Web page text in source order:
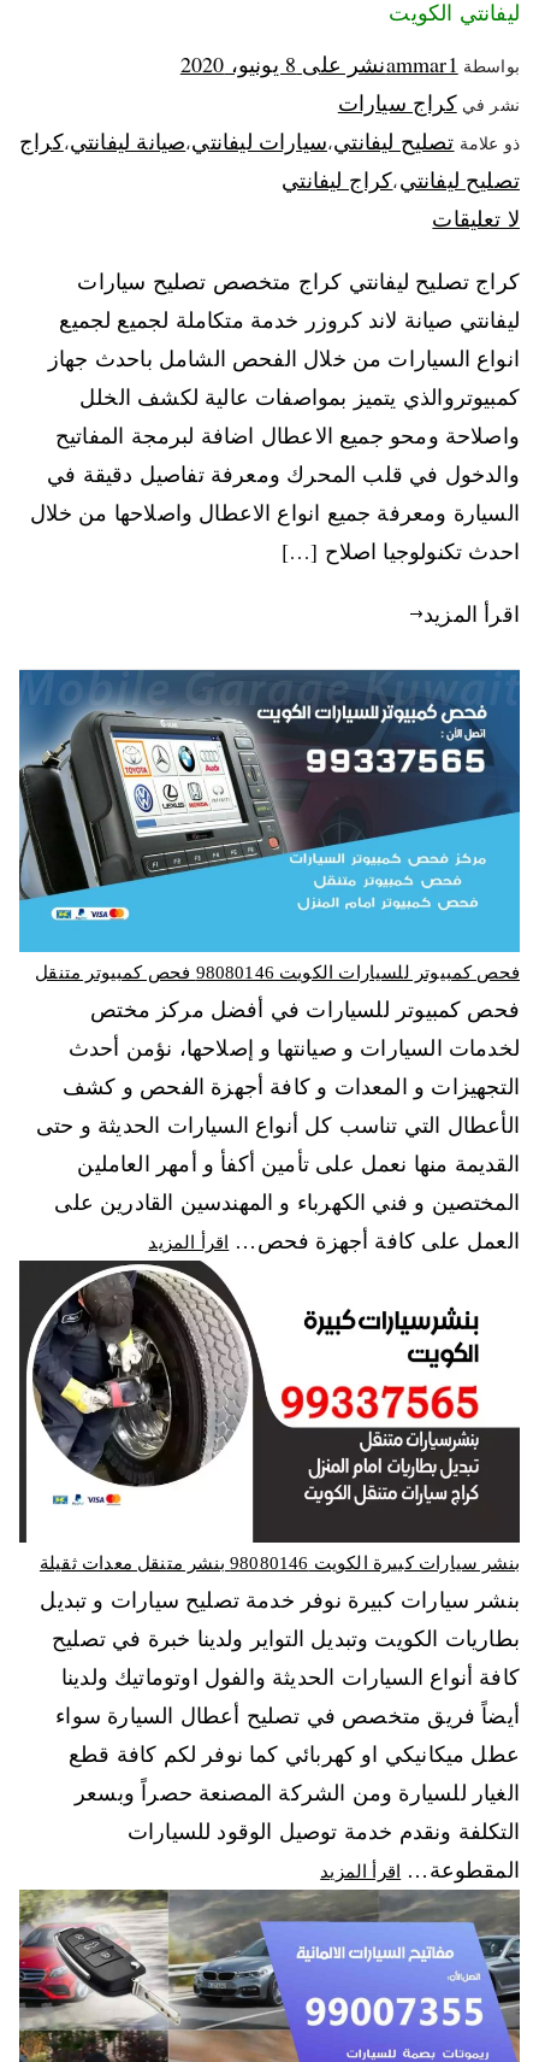
ليفانتي الكويت
بواسطة ammar1نشر على 8 يونيو، 2020
نشر في كراج سيارات
ذو علامة تصليح ليفانتي،سيارات ليفانتي،صيانة ليفانتي،كراج
تصليح ليفانتي،كراج ليفانتي
لا تعليقات
كراج تصليح ليفانتي كراج متخصص تصليح سيارات
ليفانتي صيانة لاند كروزر خدمة متكاملة لجميع لجميع
انواع السيارات من خلال الفحص الشامل باحدث جهاز
كمبيوتروالذي يتميز بمواصفات عالية لكشف الخلل
واصلاحة ومحو جميع الاعطال اضافة لبرمجة المفاتيح
والدخول في قلب المحرك ومعرفة تفاصيل دقيقة في
السيارة ومعرفة جميع انواع الاعطال واصلاحها من خلال
احدث تكنولوجيا اصلاح […]
اقرأ المزيد
فحص كمبيوتر للسيارات الكويت 98080146‬ فحص كمبيوتر متنقل
فحص كمبيوتر للسيارات في أفضل مركز مختص
لخدمات السيارات و صيانتها و إصلاحها، نؤمن أحدث
التجهيزات و المعدات و كافة أجهزة الفحص و كشف
الأعطال التي تناسب كل أنواع السيارات الحديثة و حتى
القديمة منها نعمل على تأمين أكفأ و أمهر العاملين
المختصين و فني الكهرباء و المهندسين القادرين على
العمل على كافة أجهزة فحص…
اقرأ المزيد
بنشر سيارات كبيرة الكويت 98080146‬ بنشر متنقل معدات ثقيلة
بنشر سيارات كبيرة نوفر خدمة تصليح سيارات و تبديل
بطاريات الكويت وتبديل التواير ولدينا خبرة في تصليح
كافة أنواع السيارات الحديثة والفول اوتوماتيك ولدينا
أيضاً فريق متخصص في تصليح أعطال السيارة سواء
عطل ميكانيكي او كهربائي كما نوفر لكم كافة قطع
الغيار للسيارة ومن الشركة المصنعة حصراً وبسعر
التكلفة ونقدم خدمة توصيل الوقود للسيارات
المقطوعة…
اقرأ المزيد